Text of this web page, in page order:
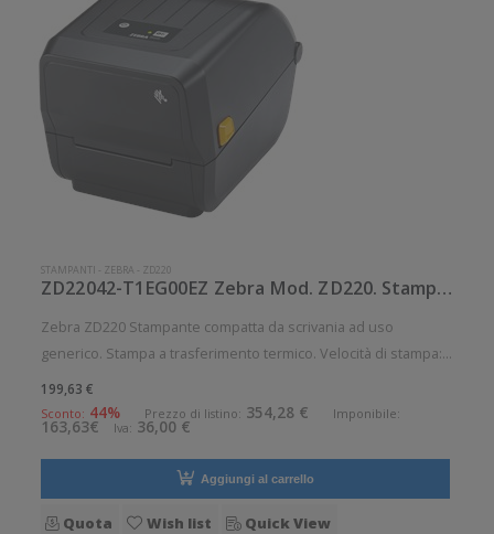
STAMPANTI - ZEBRA - ZD220
ZD22042-T1EG00EZ Zebra Mod. ZD220. Stampante di etichette.
Zebra ZD220 Stampante compatta da scrivania ad uso
generico. Stampa a trasferimento termico. Velocità di stampa:
102 mm/sec Risoluzione di stampa: 8 dot/mm Supporto di
stampa: Braccialetti, Carta in rotolo, Cartellini, Collari, Etichette,
Etiche
199,63 €
Sconto: 44% Prezzo di listino: 354,28 € Imponibile:
163,63€ Iva: 36,00 €
Aggiungi al carrello
Quota Wish list Quick View